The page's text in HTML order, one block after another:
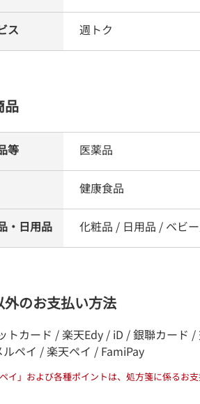
ス 週トク
品
等 医薬品
健康食品
・日用品 化粧品 / 日用品 / ベビ
外のお支払い方法
トカード / 楽天Edy / iD / 銀聯カード
ルペイ / 楽天ペイ / FamiPay
ペイ」および各種ポイントは、処方箋に係るお